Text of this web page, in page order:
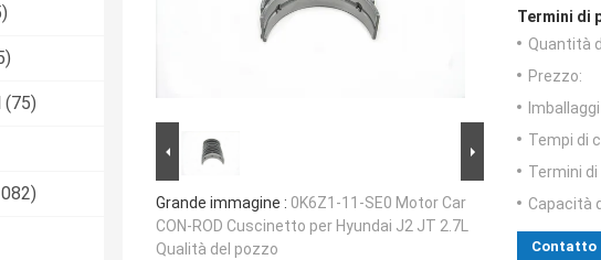
(75)
Grande immagine : 0K6Z1-11-SE0 Motor Car
CON-ROD Cuscinetto per Hyundai J2 JT 2.7L
Qualità del pozzo
Termini di
Quantità
Prezzo:
Tempi di
Termini
Capacità
Contatto